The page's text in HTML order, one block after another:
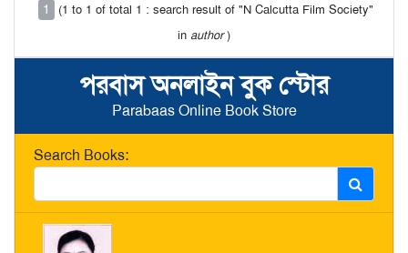
পরবাস অনলাইন বুক স্টোর
Parabaas Online Book Store
Search Books:
1
(1 to 1 of total 1 : search result of "N Calcutta Film Society"
in author)